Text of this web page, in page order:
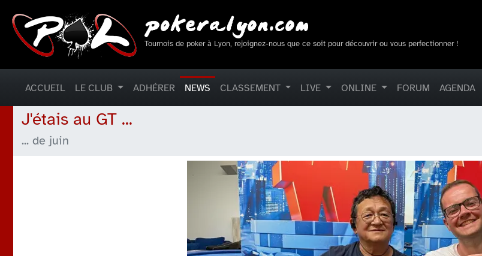
Tournois de poker à Lyon, rejoignez-nous que ce soit pour découvrir ou vous perfectionner !
ACCUEIL LE CLUB ADHÉRER NEWS CLASSEMENT LIVE ONLINE FORUM AGENDA
J'étais au GT ...
... de juin